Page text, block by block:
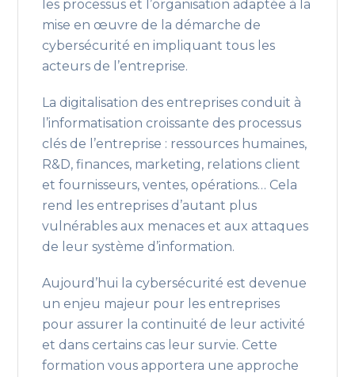
les processus et l’organisation adaptée à la
mise en œuvre de la démarche de
cybersécurité en impliquant tous les
acteurs de l’entreprise.
La digitalisation des entreprises conduit à
l’informatisation croissante des processus
clés de l’entreprise : ressources humaines,
R&D, finances, marketing, relations client
et fournisseurs, ventes, opérations… Cela
rend les entreprises d’autant plus
vulnérables aux menaces et aux attaques
de leur système d’information.
Aujourd’hui la cybersécurité est devenue
un enjeu majeur pour les entreprises
pour assurer la continuité de leur activité
et dans certains cas leur survie. Cette
formation vous apportera une approche